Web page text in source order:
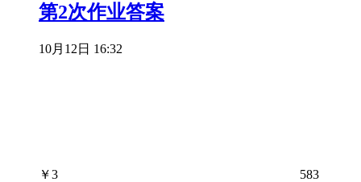
第2次作业答案
10月12日 16:32
￥3 583